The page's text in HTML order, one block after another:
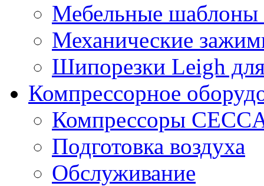
Мебельные
Механические
Шипорезки Leigh
Компрессорное
Компрессоры
Подготовка воздуха
Обслуживание